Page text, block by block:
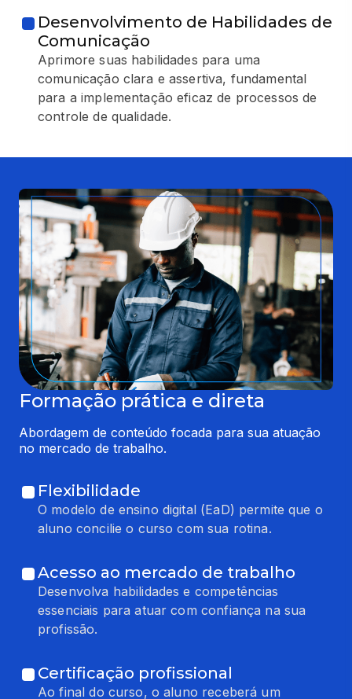
Desenvolvimento de Habilidades de
Comunicação
Aprimore suas habilidades para uma
comunicação clara e assertiva, fundamental
para a implementação eficaz de processos de
controle de qualidade.
Formação prática e direta
Abordagem de conteúdo focada para sua atuação
no mercado de trabalho.
Flexibilidade
O modelo de ensino digital (EaD) permite que o
aluno concilie o curso com sua rotina.
Acesso ao mercado de trabalho
Desenvolva habilidades e competências
essenciais para atuar com confiança na sua
profissão.
Certificação profissional
Ao final do curso, o aluno receberá um